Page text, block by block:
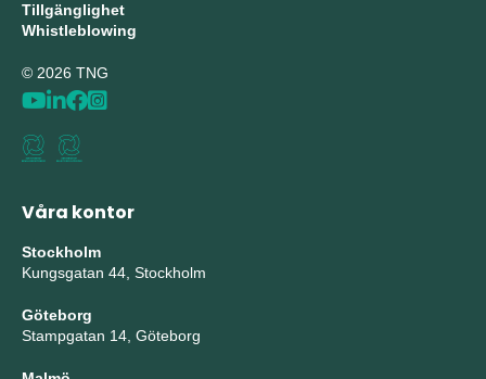
Tillgänglighet
Whistleblowing
© 2026 TNG
Våra kontor
Stockholm
Kungsgatan 44, Stockholm
Göteborg
Stampgatan 14, Göteborg